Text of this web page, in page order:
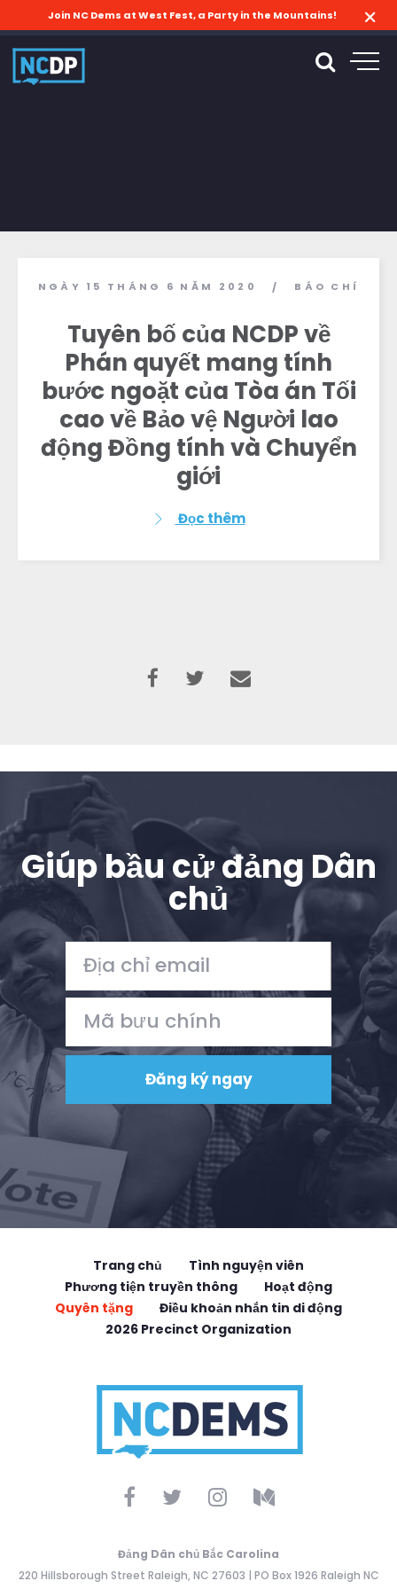
Trang chủ
Shop
Take Back the Courts
Làm việc với chúng tôi
Nhấn
Bữa tiệc của bạn
Hoạt động
Vote
Quyên tặng
Join NC Dems at West Fest, a Party in the Mountains!
NGÀY 15 THÁNG 6 NĂM 2020 / BÁO CHÍ
Tuyên bố của NCDP về
Phán quyết mang tính
bước ngoặt của Tòa án Tối
cao về Bảo vệ Người lao
động Đồng tính và Chuyển
giới
Đọc thêm
Giúp bầu cử đảng Dân
chủ
Trang chủ
Tình nguyện viên
Phương tiện truyền thông
Hoạt động
Quyên tặng
Điều khoản nhắn tin di động
2026 Precinct Organization
Đảng Dân chủ Bắc Carolina
220 Hillsborough Street Raleigh, NC 27603 | PO Box 1926 Raleigh NC